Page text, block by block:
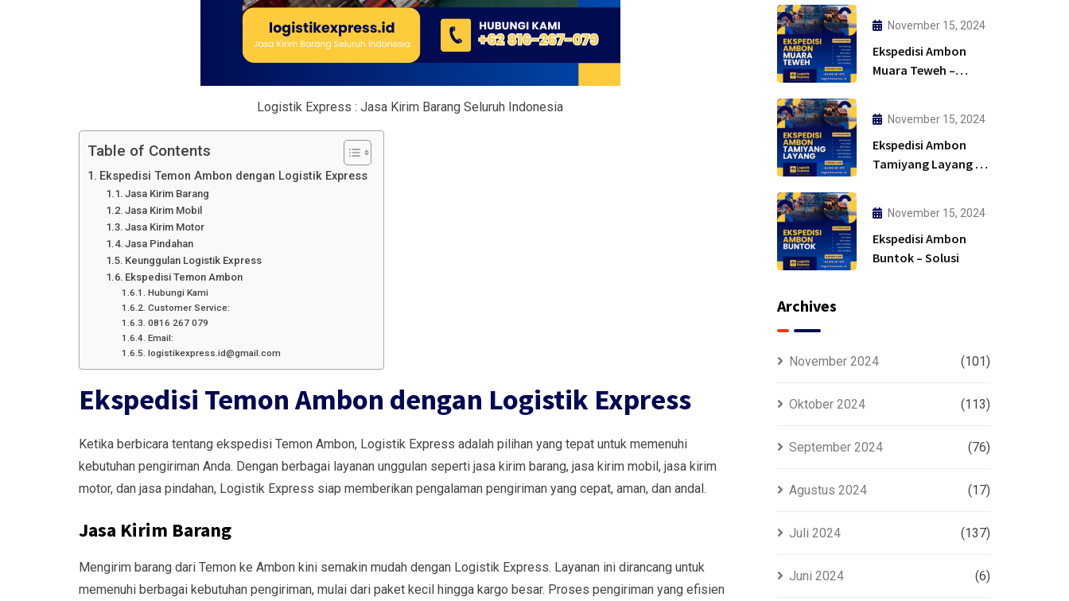
Logistik Express : Jasa Kirim Barang Seluruh Indonesia
Table of Contents
Ekspedisi Temon Ambon dengan Logistik Express
Jasa Kirim Barang
Jasa Kirim Mobil
Jasa Kirim Motor
Jasa Pindahan
Keunggulan Logistik Express
Ekspedisi Temon Ambon
Hubungi Kami
Customer Service:
0816 267 079
Email:
logistikexpress.id@gmail.com
Ekspedisi Temon Ambon dengan Logistik Express
Ketika berbicara tentang ekspedisi Temon Ambon, Logistik Express adalah pilihan yang tepat untuk memenuhi
kebutuhan pengiriman Anda. Dengan berbagai layanan unggulan seperti jasa kirim barang, jasa kirim mobil, jasa kirim
motor, dan jasa pindahan, Logistik Express siap memberikan pengalaman pengiriman yang cepat, aman, dan andal.
Jasa Kirim Barang
Mengirim barang dari Temon ke Ambon kini semakin mudah dengan Logistik Express. Layanan ini dirancang untuk
memenuhi berbagai kebutuhan pengiriman, mulai dari paket kecil hingga kargo besar. Proses pengiriman yang efisien
November 15, 2024
Ekspedisi Ambon
Muara Teweh –
November 15, 2024
Ekspedisi Ambon
Tamiyang Layang –
November 15, 2024
Ekspedisi Ambon
Buntok – Solusi
Archives
November 2024 (101)
Oktober 2024 (113)
September 2024 (76)
Agustus 2024 (17)
Juli 2024 (137)
Juni 2024 (6)